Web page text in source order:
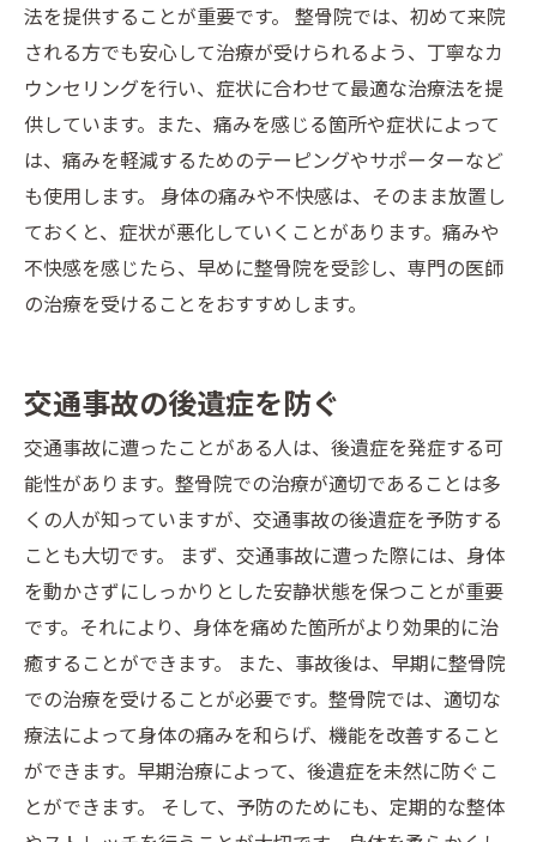
法を提供することが重要です。 整骨院では、初めて来院
される方でも安心して治療が受けられるよう、丁寧なカ
ウンセリングを行い、症状に合わせて最適な治療法を提
供しています。また、痛みを感じる箇所や症状によって
は、痛みを軽減するためのテーピングやサポーターなど
も使用します。 身体の痛みや不快感は、そのまま放置し
ておくと、症状が悪化していくことがあります。痛みや
不快感を感じたら、早めに整骨院を受診し、専門の医師
の治療を受けることをおすすめします。
交通事故の後遺症を防ぐ
交通事故に遭ったことがある人は、後遺症を発症する可
能性があります。整骨院での治療が適切であることは多
くの人が知っていますが、交通事故の後遺症を予防する
ことも大切です。 まず、交通事故に遭った際には、身体
を動かさずにしっかりとした安静状態を保つことが重要
です。それにより、身体を痛めた箇所がより効果的に治
癒することができます。 また、事故後は、早期に整骨院
での治療を受けることが必要です。整骨院では、適切な
療法によって身体の痛みを和らげ、機能を改善すること
ができます。早期治療によって、後遺症を未然に防ぐこ
とができます。 そして、予防のためにも、定期的な整体